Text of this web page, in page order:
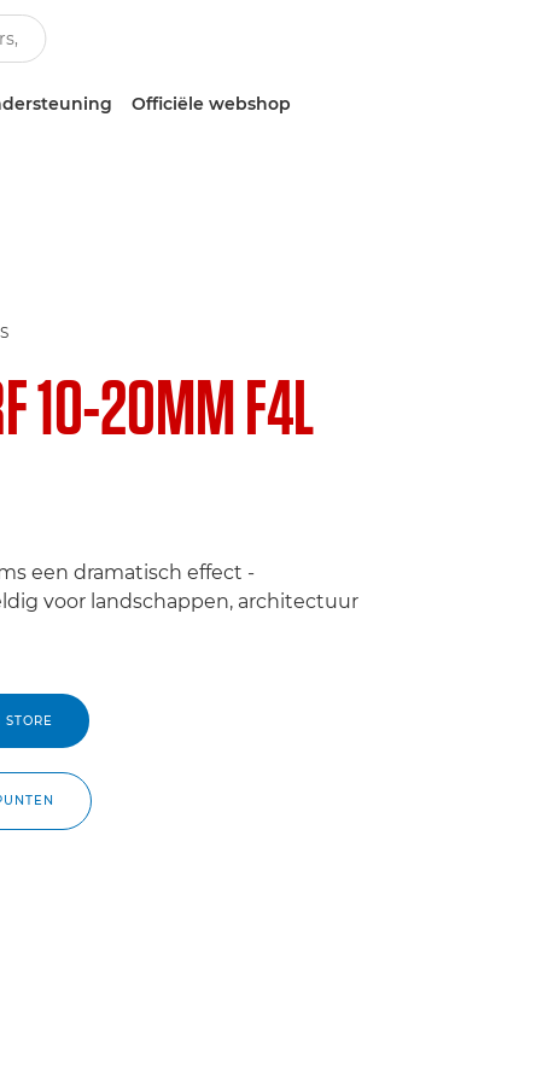
Officiële webshop
10-20MM F4L
een dramatisch effect -
voor landschappen, architectuur